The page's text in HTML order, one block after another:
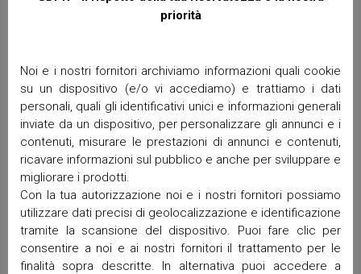
Archivi
Giugno 2026
Aprile 2026
Marzo 2026
Febbraio 2026
Dicembre 2025
Novembre 2025
priorità
Noi e i nostri fornitori archiviamo informazioni quali cookie
su un dispositivo (e/o vi accediamo) e trattiamo i dati
personali, quali gli identificativi unici e informazioni generali
inviate da un dispositivo, per personalizzare gli annunci e i
contenuti, misurare le prestazioni di annunci e contenuti,
ricavare informazioni sul pubblico e anche per sviluppare e
migliorare i prodotti.
Con la tua autorizzazione noi e i nostri fornitori possiamo
utilizzare dati precisi di geolocalizzazione e identificazione
tramite la scansione del dispositivo. Puoi fare clic per
consentire a noi e ai nostri fornitori il trattamento per le
finalità sopra descritte. In alternativa puoi accedere a